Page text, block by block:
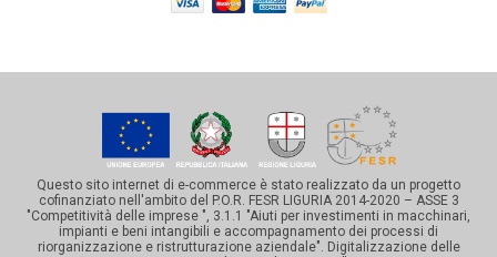
Questo sito internet di e-commerce è stato realizzato da un progetto
cofinanziato nell'ambito del P.O.R. FESR LIGURIA 2014-2020 – ASSE 3
"Competitività delle imprese ", 3.1.1 "Aiuti per investimenti in macchinari,
impianti e beni intangibili e accompagnamento dei processi di
riorganizzazione e ristrutturazione aziendale". Digitalizzazione delle